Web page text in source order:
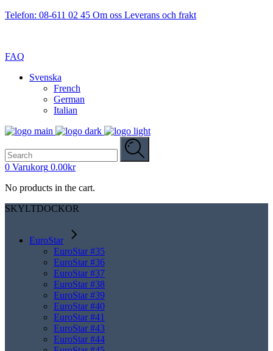
Telefon: 08-611 02 45 Om oss Leverans och frakt
FAQ
Svenska
French
German
Italian
for:
0 Varukorg 0.00kr
No products in the cart.
SKYLTDOCKOR
EuroStar
EuroStar #35
EuroStar #36
EuroStar #37
EuroStar #38
EuroStar #39
EuroStar #40
EuroStar #41
EuroStar #43
EuroStar #44